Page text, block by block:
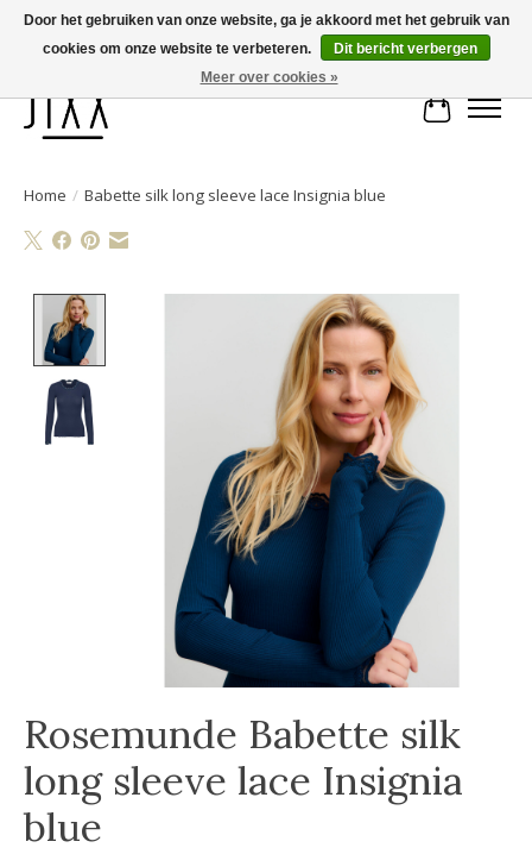
Voor 14.00 uur besteld, vandaag verstuurd | Gratis verzending vanaf € 75
Home / Babette silk long sleeve lace Insignia blue
Product image slideshow Items
Rosemunde Babette silk
long sleeve lace Insignia
blue
Door het gebruiken van onze website, ga je akkoord met het gebruik van
cookies om onze website te verbeteren.
Dit bericht verbergen
Meer over cookies »